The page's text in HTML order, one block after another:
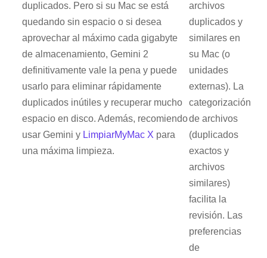
duplicados. Pero si su Mac se está
quedando sin espacio o si desea
aprovechar al máximo cada gigabyte
de almacenamiento, Gemini 2
definitivamente vale la pena y puede
usarlo para eliminar rápidamente
duplicados inútiles y recuperar mucho
espacio en disco. Además, recomiendo
usar Gemini y LimpiarMyMac X para
una máxima limpieza.
archivos
duplicados y
similares en
su Mac (o
unidades
externas). La
categorización
de archivos
(duplicados
exactos y
archivos
similares)
facilita la
revisión. Las
preferencias
de